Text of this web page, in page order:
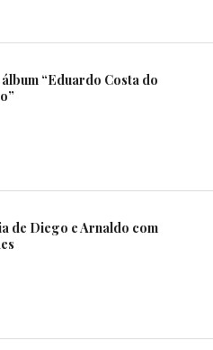
“Eduardo Costa do
de Diego e Arnaldo com